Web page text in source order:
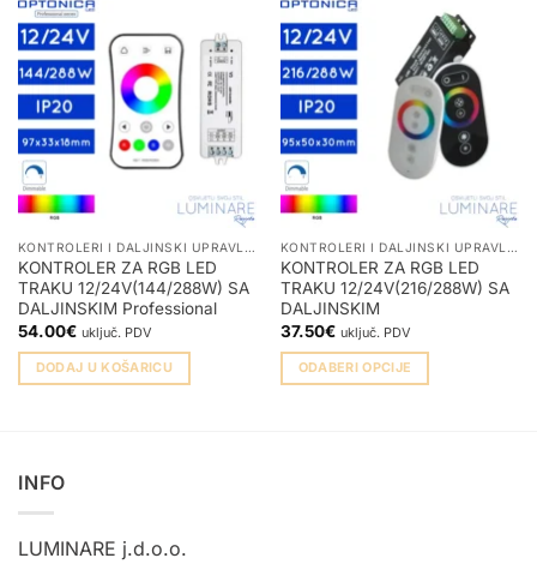
KONTROLERI I DALJINSKI UPRAVLJAČI ZA LED TRAKE
KONTROLER ZA RGB LED
TRAKU 12/24V(144/288W) SA
DALJINSKIM Professional
54.00€ uključ. PDV
DODAJ U KOŠARICU
KONTROLERI I DALJINSKI UPRAVLJAČI ZA LED TRAKE
KONTROLER ZA RGB LED
TRAKU 12/24V(216/288W) SA
DALJINSKIM
37.50€ uključ. PDV
ODABERI OPCIJE
INFO
LUMINARE j.d.o.o.